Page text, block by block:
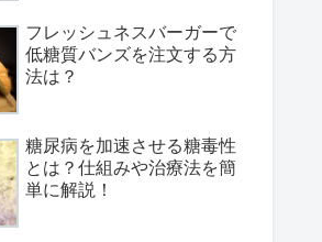
フレッシュネスバーガーで
低糖質バンズを注文する方
法は？
糖尿病を加速させる糖毒性
とは？仕組みや治療法を簡
単に解説！